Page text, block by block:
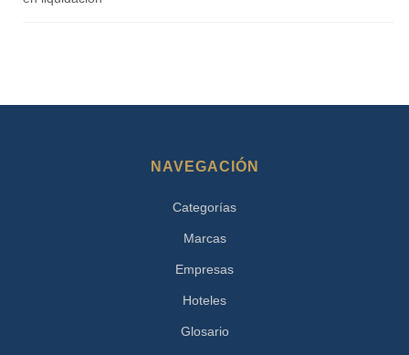
NAVEGACIÓN
Categorías
Marcas
Empresas
Hoteles
Glosario